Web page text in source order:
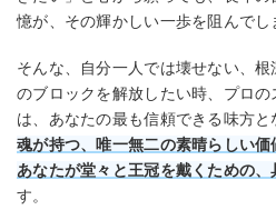
憶が、その輝かしい一歩を阻んでし
そんな、自分一人では壊せない、
のブロックを解放したい時、プロ
は、あなたの最も信頼できる味方と
魂が持つ、唯一無二の素晴らしい価
あなたが堂々と王冠を戴くための、
す。